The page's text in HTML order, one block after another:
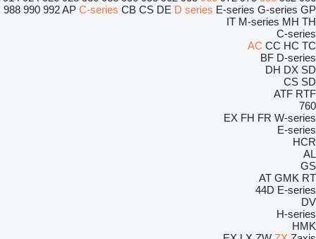
988 990 992AP C-series CB CS DE D series E-series G-series GP
IT M-series MH TH
C-series
AC CC HC TC
BF D-series
DH DX SD
CS SD
ATF RTF
760
EX FH FR W-series
E-series
HCR
AL
GS
AT GMK RT
44D E-series
DV
H-series
HMK